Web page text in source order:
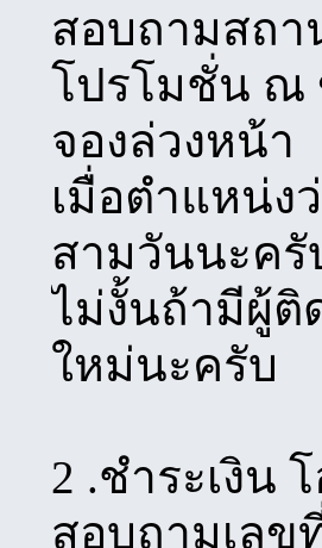
สอบถามสถา
โปรโมชั่น ณ
จองล่วงหน้า
เมื่อตำแหน่ง
สามวันนะครั
ไม่งั้นถ้ามีผู้ติ
ใหม่นะครับ
2 .ชำระเงิน
สอบถามเล